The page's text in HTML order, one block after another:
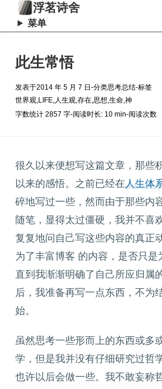
浮茗诗舍
菜单
此生常悟
发表于2014 年 5 月 7 日 -分类思考总结-标签
世界观,LIFE,人生观,存在,思想,生命,神
字数统计 2857 字-阅读时长: 10 min-阅读次数
很久以来便想写这篇文章，那些
以来的感悟。之前已经在人生体
碎地写过一些，然而由于那些内
随笔，显得太过僵硬，我并不喜
复复地问自己写这些内容的真正
为了丰富博客 的内容，是否只是
直到我渐渐明确了自己所应归属
后，我准备再写一点东西，不为
始。
虽然思考一些形而上的东西或多
学，但是我并没有仔细研究过哲
也许以后会做一些。我不敢妄称